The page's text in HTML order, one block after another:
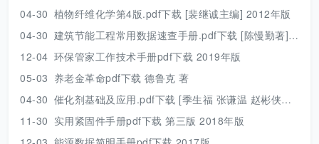
04-30 植物纤维化学第4版.pdf下载 [裴继诚主编] 2012年版
04-30 建筑节能工程常用数据速查手册.pdf下载 [陈慢勤著] 2010年版
12-04 环保管家工作技术手册pdf下载 2019年版
05-03 养老金革命pdf下载 德鲁克 著
04-30 催化剂基础及应用.pdf下载 [季生福 张谦温 赵彬侠编] 2011年版
11-30 实用紧固件手册pdf下载 第三版 2018年版